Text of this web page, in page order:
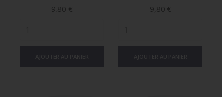
Prix
9,80 € Prix
9,80 €